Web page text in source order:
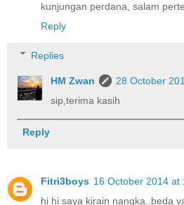
kunjungan perdana, salam
Reply
Replies
HM Zwan
28 October
sip,terima kasih
Reply
Fitri3boys 16 October 2014 at
hi hi saya kirain nangka..beda